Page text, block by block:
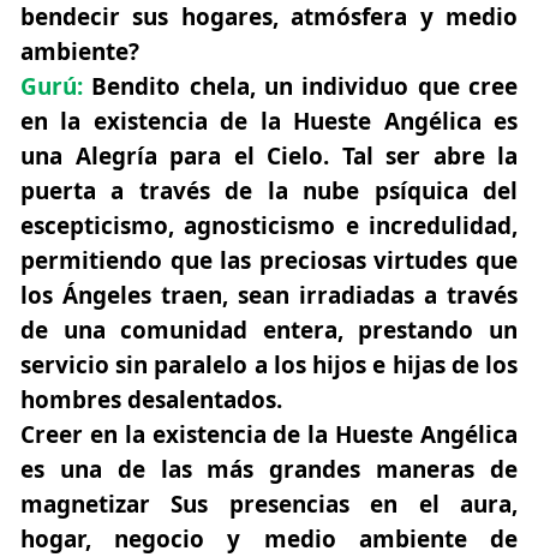
bendecir sus hogares, atmósfera y medio
ambiente?
Gurú: Bendito chela, un individuo que cree
en la existencia de la Hueste Angélica es
una Alegría para el Cielo. Tal ser abre la
puerta a través de la nube psíquica del
escepticismo, agnosticismo e incredulidad,
permitiendo que las preciosas virtudes que
los Ángeles traen, sean irradiadas a través
de una comunidad entera, prestando un
servicio sin paralelo a los hijos e hijas de los
hombres desalentados.
Creer en la existencia de la Hueste Angélica
es una de las más grandes maneras de
magnetizar Sus presencias en el aura,
hogar, negocio y medio ambiente de